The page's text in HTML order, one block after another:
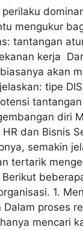
mengukur
tantangan
kerja
akan
tipe
tantangan
diri
dan Bisnis
semakin
tertarik
1.
Dalam proses
mencari